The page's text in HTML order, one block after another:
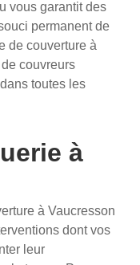
vous garantit des
permanent de
de couverture à
couvreurs
toutes les
à
à Vaucresson
dont vos
leur